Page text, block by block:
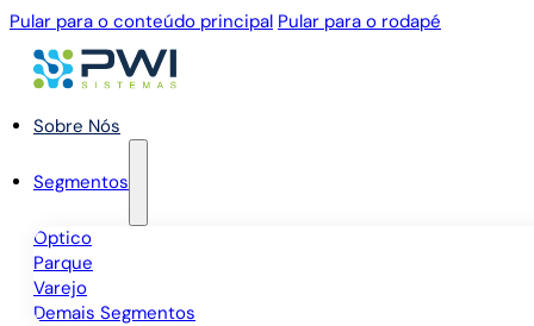
Pular para o conteúdo principal Pular para o rodapé
Sobre Nós
Segmentos
Óptico
Parque
Varejo
Demais Segmentos